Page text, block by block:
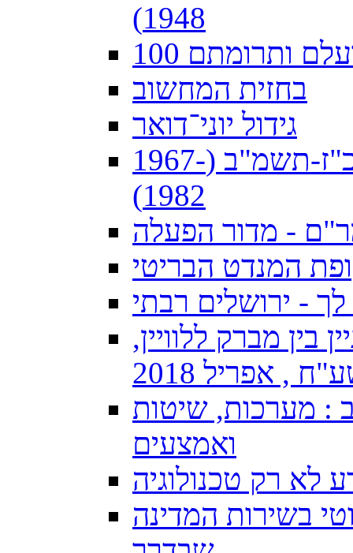
1948)
ותרומתם
בחזית המחשוב
גידול יוני־דואר
תשתית הקשר הנייח בסיני תשכ"ז-תשמ"ב (1967-
1982)
- מדור הפעלה
המנדט הבריטי
- ירושלים רבתי
מברק ללוויין,
, אפריל 2018
: מערכות, שיטות
ואמצעים
לא רק טכנולוגיה
בשירות המדינה